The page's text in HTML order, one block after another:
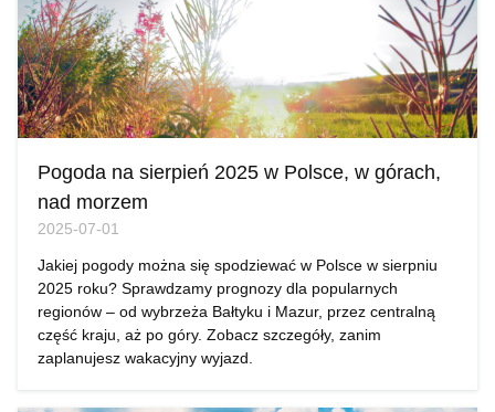
Pogoda na sierpień 2025 w Polsce, w górach,
nad morzem
2025-07-01
Jakiej pogody można się spodziewać w Polsce w sierpniu
2025 roku? Sprawdzamy prognozy dla popularnych
regionów – od wybrzeża Bałtyku i Mazur, przez centralną
część kraju, aż po góry. Zobacz szczegóły, zanim
zaplanujesz wakacyjny wyjazd.